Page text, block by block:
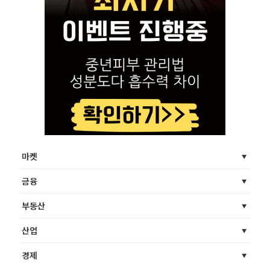
마켓
금융
부동산
산업
경제